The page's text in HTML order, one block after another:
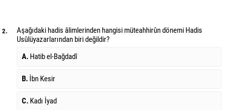
2.
Aşağıdaki hadis âlimlerinden hangisi müteahhirûn dönemi Hadis
Usûlüyazarlarından biri değildir?
A. Hatib el-Bağdadî
B. İbn Kesir
C. Kadı İyad